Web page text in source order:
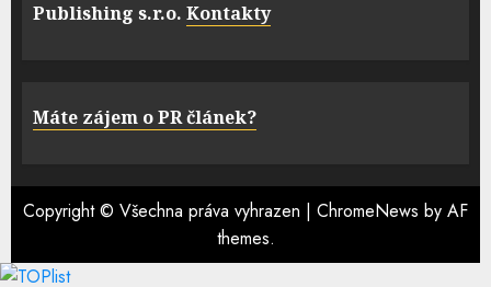
Publishing s.r.o. Kontakty
Máte zájem o PR článek?
Copyright © Všechna práva vyhrazen | ChromeNews by AF
themes.